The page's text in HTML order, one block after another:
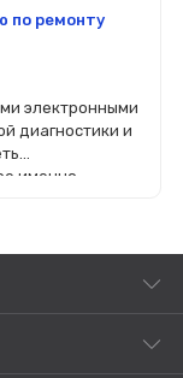
по ремонту
электронными
диагностики и
именно -